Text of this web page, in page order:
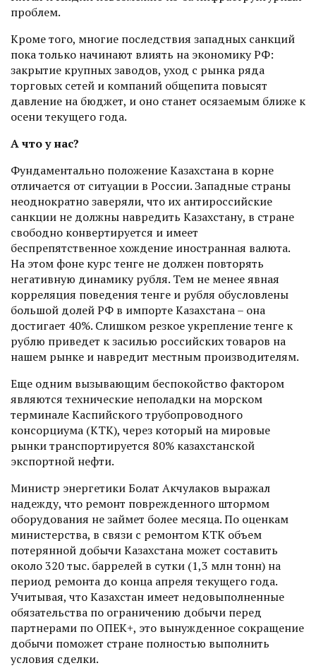
проблем.
Кроме того, многие последствия западных санкций
пока только начинают влиять на экономику РФ:
закрытие крупных заводов, уход с рынка ряда
торговых сетей и компаний общепита повысят
давление на бюджет, и оно станет осязаемым ближе к
осени текущего года.
А что у нас?
Фундаментально положение Казахстана в корне
отличается от ситуации в России. Западные страны
неоднократно заверяли, что их антироссийские
санкции не должны навредить Казахстану, в стране
свободно конвертируется и имеет
беспрепятственное хож­дение иностранная валюта.
На этом фоне курс тенге не должен повторять
негативную динамику рубля. Тем не менее явная
корреляция поведения тенге и рубля обусловлены
большой долей РФ в импорте Казахстана – она
достигает 40%. Слишком резкое укреп­ление тенге к
рублю приведет к засилью российских товаров на
нашем рынке и навредит местным производителям.
Еще одним вызывающим беспокойство фактором
являются технические неполадки на морском
терминале Каспийского трубопроводного
консорциума (КТК), через который на мировые
рынки транспортируется 80% казахстанской
экспортной нефти.
Министр энергетики Болат Акчулаков выражал
надежду, что ремонт поврежденного штормом
оборудования не займет более месяца. По оценкам
министерства, в связи с ремонтом КТК объем
потерянной добычи Казахстана может составить
около 320 тыс. баррелей в сутки (1,3 млн тонн) на
период ремонта до конца апреля текущего года.
Учитывая, что Казахстан имеет недовыполненные
обязательства по ограничению добычи перед
партнерами по ОПЕК+, это вынужденное сокращение
добычи поможет стране полностью выполнить
условия сделки.